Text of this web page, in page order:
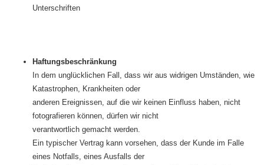
Unterschriften
Haftungsbeschränkung
In dem unglücklichen Fall, dass wir aus widrigen Umständen, wie
Katastrophen, Krankheiten oder
anderen Ereignissen, auf die wir keinen Einfluss haben, nicht
fotografieren können, dürfen wir nicht
verantwortlich gemacht werden.
Ein typischer Vertrag kann vorsehen, dass der Kunde im Falle
eines Notfalls, eines Ausfalls der